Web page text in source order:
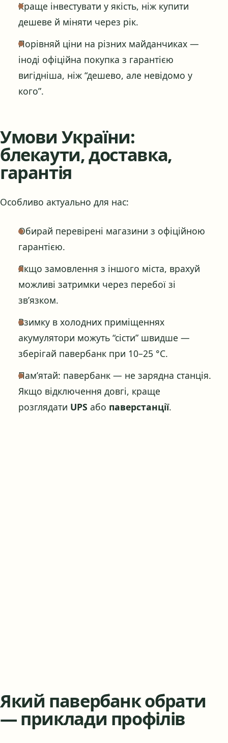
Краще інвестувати у якість, ніж купити
дешеве й міняти через рік.
Порівняй ціни на різних майданчиках —
іноді офіційна покупка з гарантією
вигідніша, ніж “дешево, але невідомо у
кого”.
Умови України:
блекаути, доставка,
гарантія
Особливо актуально для нас:
Обирай перевірені магазини з офіційною
гарантією.
Якщо замовлення з іншого міста, врахуй
можливі затримки через перебої зі
зв’язком.
Взимку в холодних приміщеннях
акумулятори можуть “сісти” швидше —
зберігай павербанк при 10–25 °C.
Пам’ятай: павербанк — не зарядна станція.
Якщо відключення довгі, краще
розглядати UPS або паверстанції.
Який павербанк обрати
— приклади профілів